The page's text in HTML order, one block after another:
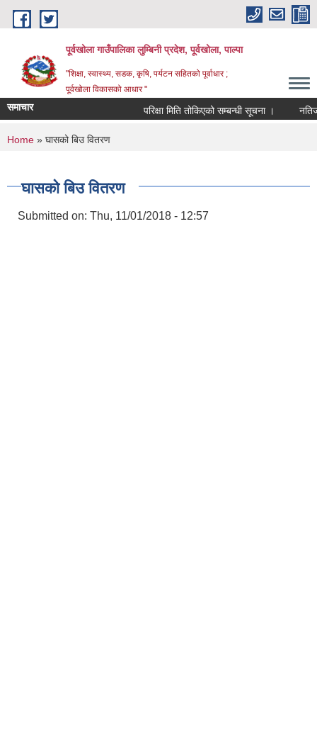
Skip to main content
पूर्वखोला गाउँपालिका लुम्बिनी प्रदेश, पूर्वखोला, पाल्पा
"शिक्षा, स्वास्थ्य, सडक, कृषि, पर्यटन सहितको पूर्वाधार ;
पूर्वखोला विकासको आधार "
समाचार परिक्षा मिति तोकिएको सम्बन्धी सूचना । नतिजा
You are here
Home » घासको बिउ वितरण
घासको बिउ वितरण
Submitted on: Thu, 11/01/2018 - 12:57